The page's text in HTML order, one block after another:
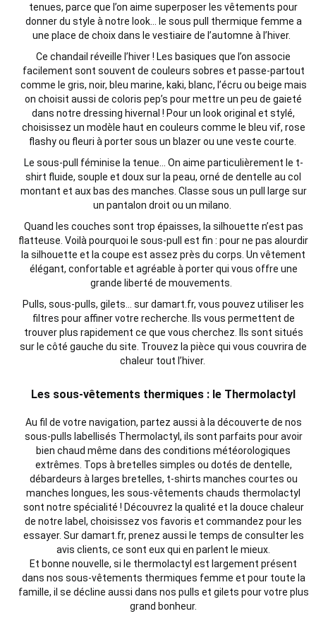
tenues, parce que l’on aime superposer les vêtements pour
donner du style à notre look… le sous pull thermique femme a
une place de choix dans le vestiaire de l’automne à l’hiver.
Ce chandail réveille l’hiver ! Les basiques que l’on associe
facilement sont souvent de couleurs sobres et passe-partout
comme le gris, noir, bleu marine, kaki, blanc, l’écru ou beige mais
on choisit aussi de coloris pep’s pour mettre un peu de gaieté
dans notre dressing hivernal ! Pour un look original et stylé,
choisissez un modèle haut en couleurs comme le bleu vif, rose
flashy ou fleuri à porter sous un blazer ou une veste courte.
Le sous-pull féminise la tenue… On aime particulièrement le t-
shirt fluide, souple et doux sur la peau, orné de dentelle au col
montant et aux bas des manches. Classe sous un pull large sur
un pantalon droit ou un milano.
Quand les couches sont trop épaisses, la silhouette n’est pas
flatteuse. Voilà pourquoi le sous-pull est fin : pour ne pas alourdir
la silhouette et la coupe est assez près du corps. Un vêtement
élégant, confortable et agréable à porter qui vous offre une
grande liberté de mouvements.
Pulls, sous-pulls, gilets… sur damart.fr, vous pouvez utiliser les
filtres pour affiner votre recherche. Ils vous permettent de
trouver plus rapidement ce que vous cherchez. Ils sont situés
sur le côté gauche du site. Trouvez la pièce qui vous couvrira de
chaleur tout l’hiver.
Les sous-vêtements thermiques : le Thermolactyl
Au fil de votre navigation, partez aussi à la découverte de nos
sous-pulls labellisés Thermolactyl, ils sont parfaits pour avoir
bien chaud même dans des conditions météorologiques
extrêmes. Tops à bretelles simples ou dotés de dentelle,
débardeurs à larges bretelles, t-shirts manches courtes ou
manches longues, les sous-vêtements chauds thermolactyl
sont notre spécialité ! Découvrez la qualité et la douce chaleur
de notre label, choisissez vos favoris et commandez pour les
essayer. Sur damart.fr, prenez aussi le temps de consulter les
avis clients, ce sont eux qui en parlent le mieux.
Et bonne nouvelle, si le thermolactyl est largement présent
dans nos sous-vêtements thermiques femme et pour toute la
famille, il se décline aussi dans nos pulls et gilets pour votre plus
grand bonheur.